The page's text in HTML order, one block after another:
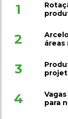
1
2
áreas
3
4
para